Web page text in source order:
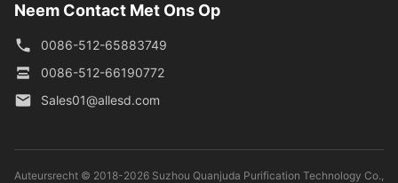
Neem Contact Met Ons Op
0086-512-65883749
0086-512-66190772
Sales01@allesd.com
Auteursrecht © 2018-2026 Suzhou Quanjuda Purification Technology Co.,